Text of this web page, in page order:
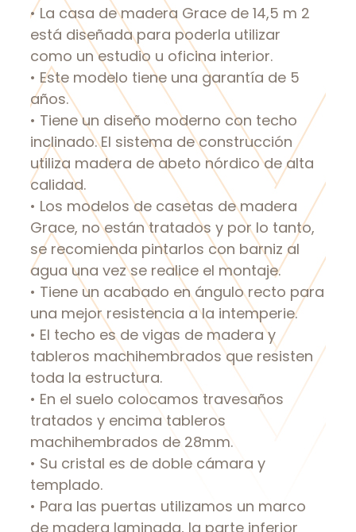
• La casa de madera Grace de 14,5 m 2
está diseñada para poderla utilizar
como un estudio u oficina interior.
• Este modelo tiene una garantía de 5
años.
• Tiene un diseño moderno con techo
inclinado. El sistema de construcción
utiliza madera de abeto nórdico de alta
calidad.
• Los modelos de casetas de madera
Grace, no están tratados y por lo tanto,
se recomienda pintarlos con barniz al
agua una vez se realice el montaje.
• Tiene un acabado en ángulo recto para
una mejor resistencia a la intemperie.
• El techo es de vigas de madera y
tableros machihembrados que resisten
toda la estructura.
• En el suelo colocamos travesaños
tratados y encima tableros
machihembrados de 28mm.
• Su cristal es de doble cámara y
templado.
• Para las puertas utilizamos un marco
de madera laminada, la parte inferior